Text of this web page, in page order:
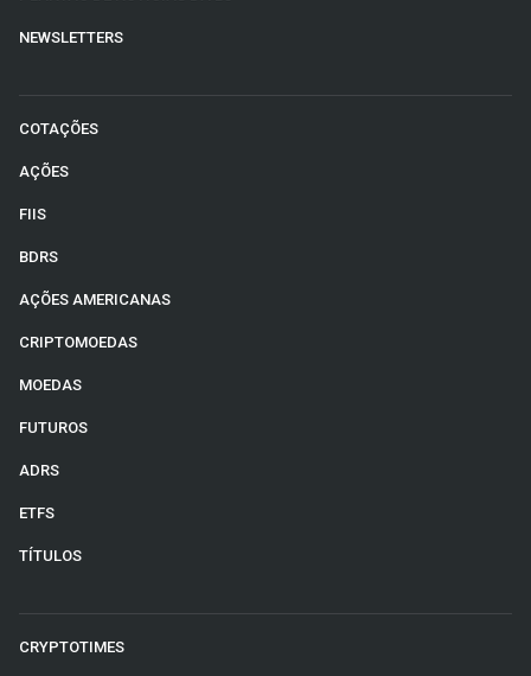
NEWSLETTERS
COTAÇÕES
AÇÕES
FIIS
BDRS
AÇÕES AMERICANAS
CRIPTOMOEDAS
MOEDAS
FUTUROS
ADRS
ETFS
TÍTULOS
CRYPTOTIMES